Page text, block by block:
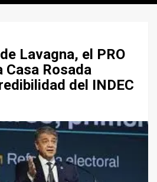
Lavagna, el PRO
Casa Rosada
del INDEC